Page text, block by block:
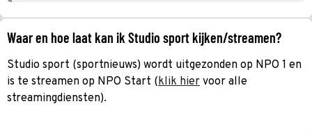
Waar en hoe laat kan ik Studio sport kijken/streamen?
Studio sport (sportnieuws) wordt uitgezonden op NPO 1 en
is te streamen op NPO Start (klik hier voor alle
streamingdiensten).